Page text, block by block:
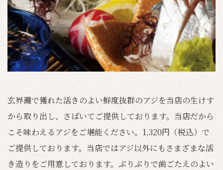
玄界灘で獲れた活きのよい鮮度抜群のアジを当店の生けす
から取り出し、さばいてご提供しております。当店だから
こそ味わえるアジをご堪能ください。1,320円（税込）で
ご提供しております。当店ではアジ以外にもさまざまな活
き造りをご用意しております。ぷりぷりで歯ごたえのよい